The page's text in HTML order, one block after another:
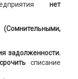
нет
задолженности.
списание